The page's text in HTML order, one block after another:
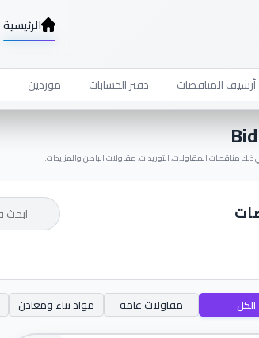
الرئيسية
أرشيف المناقصات دفتر الحسابات موردين
مناقصات المقاولات، التوريدات، مقاولات الباطن والمزايدات.
الكل مقاولات عامة مواد بناء ومعادن